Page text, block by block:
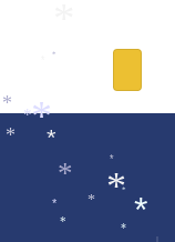
*
*
* *
*
*
*
*
*
*
*
*
*
*